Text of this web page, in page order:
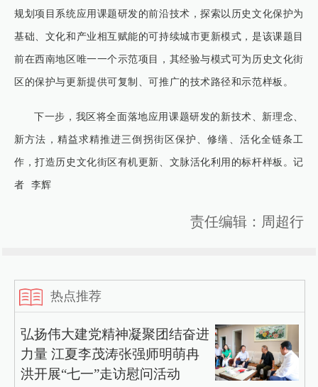
规划项目系统应用课题研发的前沿技术，探索以历史文化保护为
基础、文化和产业相互赋能的可持续城市更新模式，是该课题目
前在西南地区唯一一个示范项目，其经验与模式可为历史文化街
区的保护与更新提供可复制、可推广的技术路径和示范样板。
下一步，我区将全面落地应用课题研发的新技术、新理念、
新方法，精益求精推进三倒拐街区保护、修缮、活化全链条工
作，打造历史文化街区有机更新、文脉活化利用的标杆样板。记
者 李辉
责任编辑：周超行
热点推荐
弘扬伟大建党精神凝聚团结奋进
力量 江夏李茂涛张强师明萌冉
洪开展“七一”走访慰问活动